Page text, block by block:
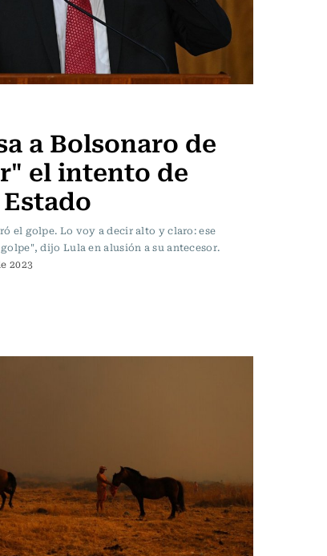
a Bolsonaro de
el intento de
el golpe. Lo voy a decir alto y claro: ese
dijo Lula en alusión a su antecesor.
2023